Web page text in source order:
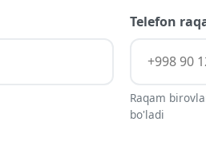
Telefon
Raqam
bo'ladi